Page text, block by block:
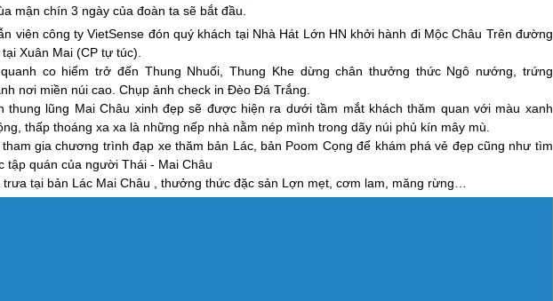
mận chín 3 ngày của đoàn ta sẽ bắt đầu.
viên công ty VietSense đón quý khách tại Nhà Hát Lớn HN khởi hành đi Mộc Châu Trên đường
Xuân Mai (CP tự túc).
co hiểm trở đến Thung Nhuối, Thung Khe dừng chân thưởng thức Ngô nướng, trứng
nơi miền núi cao. Chụp ảnh check in Đèo Đá Trắng.
thung lũng Mai Châu xinh đẹp sẽ được hiện ra dưới tầm mắt khách thăm quan với màu xanh
thấp thoáng xa xa là những nếp nhà nằm nép mình trong dãy núi phủ kín mây mù.
, tham gia chương trình đạp xe thăm bản Lác, bản Poom Cọng để khám phá vẻ đẹp cũng như tìm
tập quán của người Thái - Mai Châu
tại bản Lác Mai Châu , thưởng thức đặc sản Lợn mẹt, cơm lam, măng rừng…